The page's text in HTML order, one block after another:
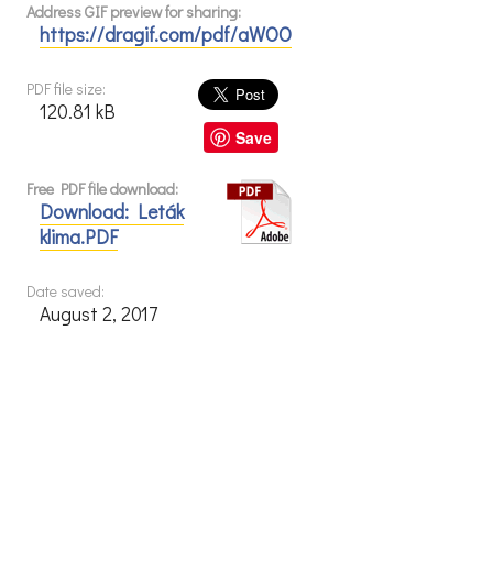
Address GIF preview for sharing:
https://dragif.com/pdf/aWOO
Save
PDF file size:
120.81 kB
Free PDF file download:
Download: Leták
klima.PDF
Date saved:
August 2, 2017